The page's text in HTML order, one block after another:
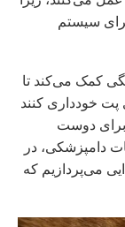
سیستم
کمک می‌کند تا
پت خودداری کنند
برای دوست
دامپزشکی، در
غذایی می‌پردازیم که